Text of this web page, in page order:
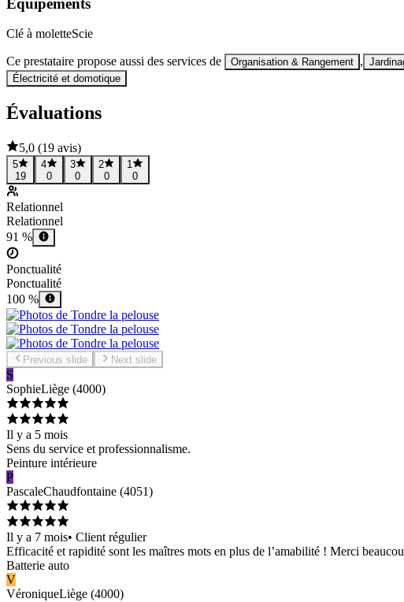
Clé à moletteScie
Ce prestataire propose aussi des services de Organisation & Rangement ,
Électricité et domotique
Évaluations
5,0 (19 avis)
5
19
4
0
3
0
2
0
1
0
Relationnel
Relationnel
91 %
Ponctualité
Ponctualité
100 %
Previous slide Next slide
S
SophieLiège (4000)
Il y a 5 mois
Sens du service et professionnalisme.
Peinture intérieure
P
PascaleChaudfontaine (4051)
Il y a 7 mois• Client régulier
Efficacité et rapidité sont les maîtres mots en plus de l’amabilité ! Merci
Batterie auto
V
VéroniqueLiège (4000)